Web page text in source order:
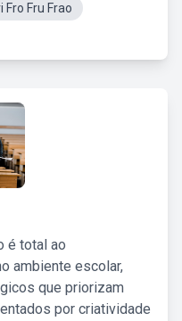
Fro Fru Frao
é total ao
ambiente escolar,
que priorizam
por criatividade